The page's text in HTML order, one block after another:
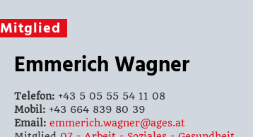
Mitglied
Emmerich Wagner
Telefon:+43 5 05 55 54 11 08
Mobil:+43 664 839 80 39
Email: emmerich.wagner@ages.at